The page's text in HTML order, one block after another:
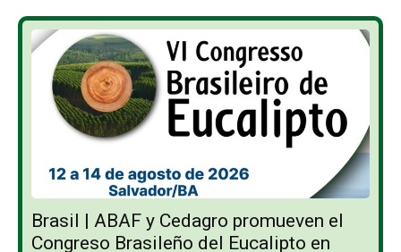
Brasil | ABAF y Cedagro promueven el
Congreso Brasileño del Eucalipto en